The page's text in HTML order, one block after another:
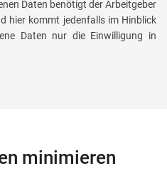
Daten benötigt der Arbeitgeber
hier kommt jedenfalls im Hinblick
Daten nur die Einwilligung in
minimieren